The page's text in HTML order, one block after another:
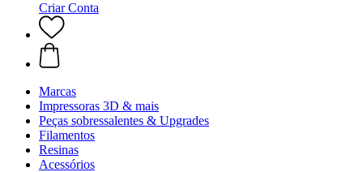
Criar Conta
Marcas
Impressoras 3D & mais
Peças sobressalentes & Upgrades
Filamentos
Resinas
Acessórios